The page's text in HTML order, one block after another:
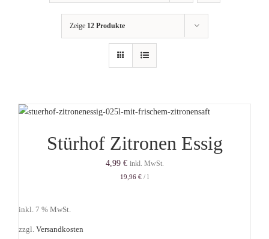
Getränkemarkt
Warenkorb
Zeige 12 Produkte
Stürhof Zitronen Essig
4,99 € inkl. MwSt.
19,96 € / l
inkl. 7 % MwSt.
zzgl. Versandkosten